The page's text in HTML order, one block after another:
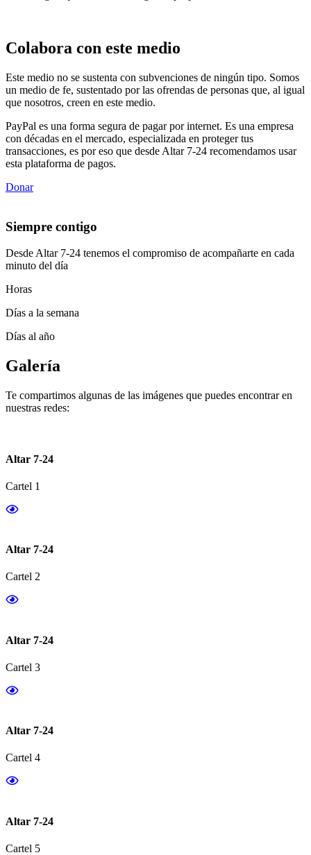
Colabora con este medio
Este medio no se sustenta con subvenciones de ningún tipo. Somos
un medio de fe, sustentado por las ofrendas de personas que, al igual
que nosotros, creen en este medio.
PayPal es una forma segura de pagar por internet. Es una empresa
con décadas en el mercado, especializada en proteger tus
transacciones, es por eso que desde Altar 7-24 recomendamos usar
esta plataforma de pagos.
Donar
Siempre contigo
Desde Altar 7-24 tenemos el compromiso de acompañarte en cada
minuto del día
Horas
Días a la semana
Días al año
Galería
Te compartimos algunas de las imágenes que puedes encontrar en
nuestras redes:
Altar 7-24
Cartel 1
Altar 7-24
Cartel 2
Altar 7-24
Cartel 3
Altar 7-24
Cartel 4
Altar 7-24
Cartel 5